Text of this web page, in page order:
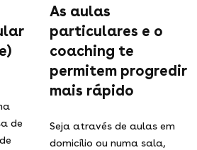
de
As aulas
particulares e o
coaching te
permitem progredir
mais rápido
Seja através de aulas em
domicílio ou numa sala,